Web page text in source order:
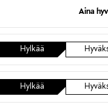
Aina
Hylkää
Hylkää
ALE